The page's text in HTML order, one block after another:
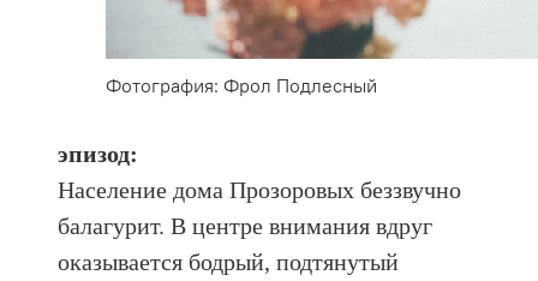
Фотография: Фрол Подлесный
эпизод:
Население дома Прозоровых беззвучно
балагурит. В центре внимания вдруг
оказывается бодрый, подтянутый